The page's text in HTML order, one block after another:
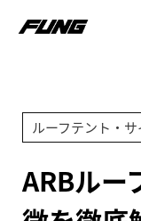
ルーフテント・
ARBルー